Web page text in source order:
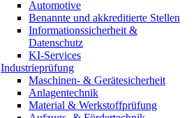
Automotive
Benannte und akkreditierte Stellen
Informationssicherheit &
Datenschutz
KI-Services
Industrieprüfung
Maschinen- & Gerätesicherheit
Anlagentechnik
Material & Werkstoffprüfung